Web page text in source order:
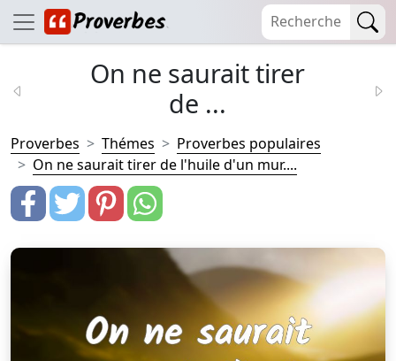
On ne saurait tirer
de ...
Proverbes Thémes
Proverbes populaires
On ne saurait tirer de l'huile d'un mur....